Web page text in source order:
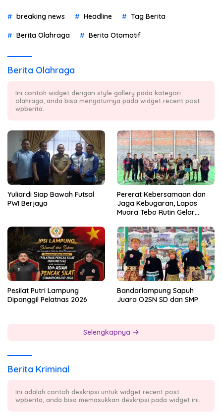
breaking news Headline Tag Berita
Berita Olahraga Berita Otomotif
Berita Olahraga
Ini contoh widget dengan style gallery pada kategori
olahraga, anda bisa mengaturnya pada widget recent post
wpberita.
Yuliardi Siap Bawah Futsal
PWI Berjaya
Pererat Kebersamaan dan
Jaga Kebugaran, Lapas
Muara Tebo Rutin Gelar
Pesilat Putri Lampung
Dipanggil Pelatnas 2026
Bandarlampung Sapuh
Juara O2SN SD dan SMP
Selengkapnya
Berita Kriminal
Ini adalah contoh deskripsi untuk widget recent post
wpberita, anda bisa memasukkan deskripsi pada widget ini.